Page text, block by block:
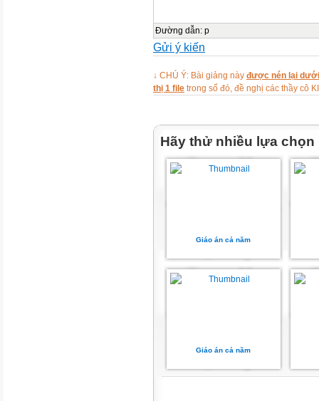
‘5
10’
Đường dẫn: p
Gửi ý kiến
↓ CHÚ Ý: Bài giảng này được nén lại
thị 1 file trong số đó, đề nghị các thầy cô
Hãy thử nhiều lựa chọn
Giáo án cả năm
Giáo án cả năm